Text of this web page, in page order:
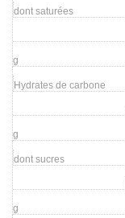
dont saturées
g
Hydrates de carbone
g
dont sucres
g